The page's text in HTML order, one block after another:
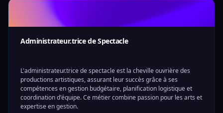
Administrateur.trice de Spectacle
L'administrateur.trice de spectacle est la cheville ouvrière des
productions artistiques, assurant leur succès grâce à ses
compétences en gestion budgétaire, planification logistique et
coordination d'équipe. Ce métier combine passion pour les arts et
expertise en gestion.